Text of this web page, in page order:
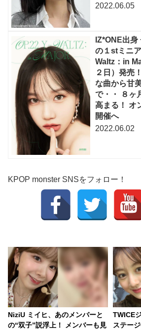
2022.06.05
IZ*ONE出
の１stミニ
Waltz：in
２日）発売
な曲から甘
で・・ ８ヶ
高まる！ オ
開催へ
2022.06.02
KPOP monster SNSをフォロー！
NiziU ミイヒ、あのメンバーと
の“双子”説浮上！ メンバーも見
TWICE
ステー